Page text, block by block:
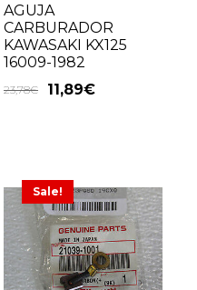
AGUJA
CARBURADOR
KAWASAKI KX125
16009-1982
23,78€ 11,89€
Sale!